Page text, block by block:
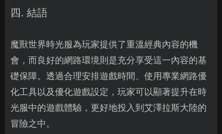
四. 結語
魔獸世界時光服為玩家提供了重溫經典內容的機
會，而良好的網路環境則是充分享受這一內容的基
礎保障。透過合理安排遊戲時間、使用專業網路優
化工具以及優化遊戲設定，玩家可以顯著提升在時
光服中的遊戲體驗，更好地投入到艾澤拉斯大陸的
冒險之中。